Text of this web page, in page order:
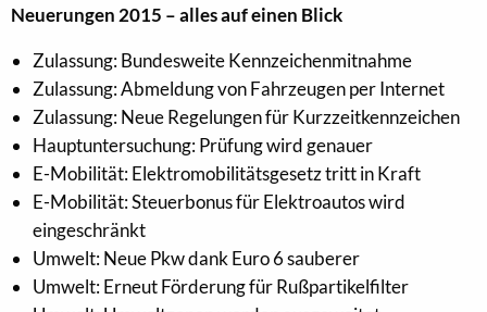
Neuerungen 2015 – alles auf einen Blick
Zulassung: Bundesweite Kennzeichenmitnahme
Zulassung: Abmeldung von Fahrzeugen per Internet
Zulassung: Neue Regelungen für Kurzzeitkennzeichen
Hauptuntersuchung: Prüfung wird genauer
E-Mobilität: Elektromobilitätsgesetz tritt in Kraft
E-Mobilität: Steuerbonus für Elektroautos wird
eingeschränkt
Umwelt: Neue Pkw dank Euro 6 sauberer
Umwelt: Erneut Förderung für Rußpartikelfilter